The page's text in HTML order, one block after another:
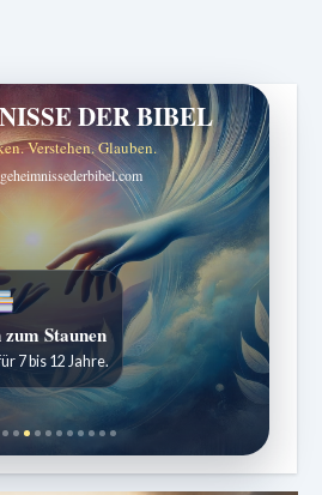
DER BIBEL
Verstehen. Glauben.
Staunen
7 bis 12 Jahre.